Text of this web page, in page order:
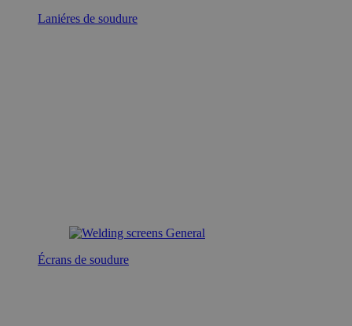
Laniéres de soudure
Écrans de soudure